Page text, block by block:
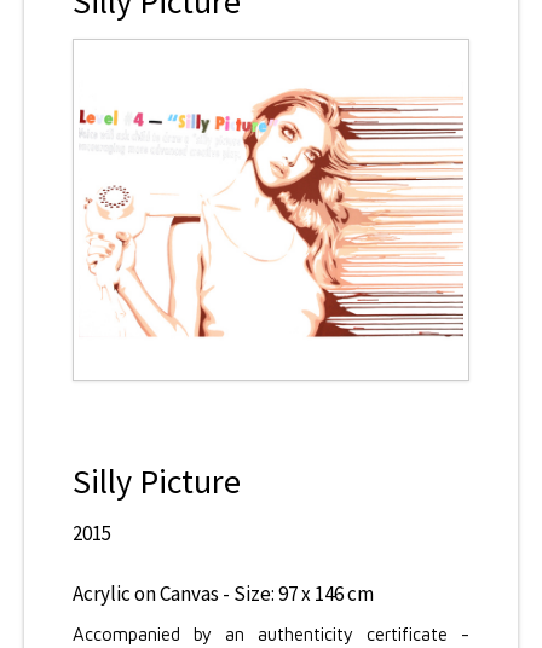
CONTACT
Silly Picture
2015
Acrylic on Canvas - Size: 97 x 146 cm
Accompanied by an authenticity certificate -